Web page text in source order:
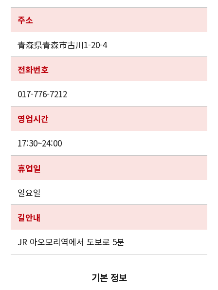
주소
青森県青森市古川1-20-4
전화번호
017-776-7212
영업시간
17:30~24:00
휴업일
일요일
길안내
JR 아오모리역에서 도보로 5분
기본 정보